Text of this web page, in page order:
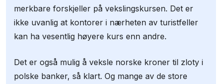
merkbare forskjeller på vekslingskursen. Det er
ikke uvanlig at kontorer i nærheten av turistfeller
kan ha vesentlig høyere kurs enn andre.
Det er også mulig å veksle norske kroner til zloty i
polske banker, så klart. Og mange av de store